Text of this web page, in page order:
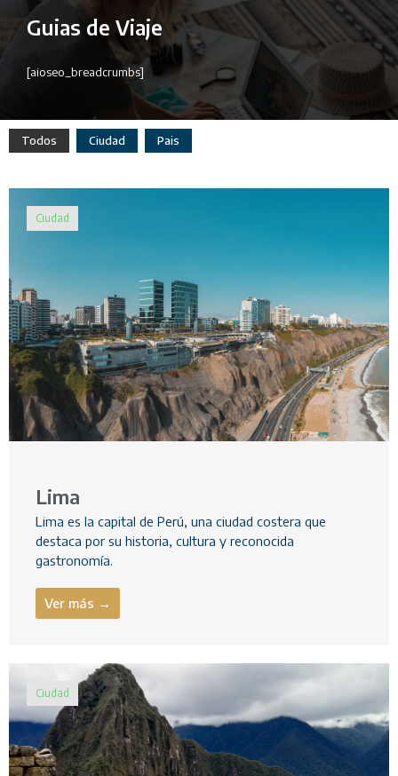
Guias de Viaje
[aioseo_breadcrumbs]
Todos Ciudad Pais
Ciudad
Lima
Lima es la capital de Perú, una ciudad costera que
destaca por su historia, cultura y reconocida
gastronomía.
Ver más →
Ciudad